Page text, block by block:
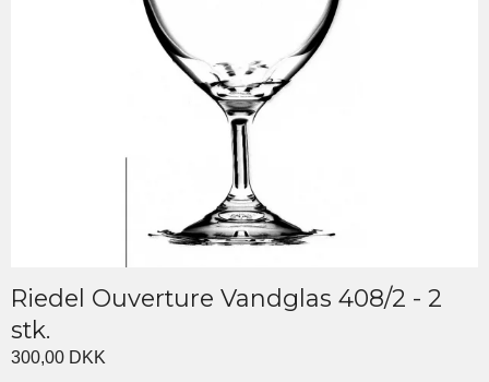
Riedel Ouverture Vandglas 408/2 - 2
stk.
300,00 DKK